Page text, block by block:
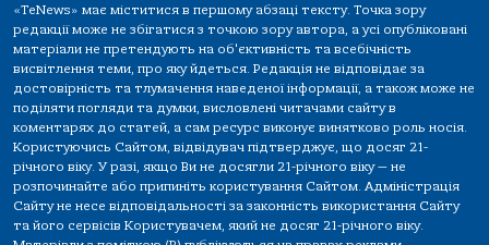
«TeNews» має міститися в першому абзаці тексту. Точка зору
редакції може не збігатися з точкою зору автора, а усі опубліковані
матеріали не претендують на об'єктивність та всебічність
висвітлення теми, про яку йдеться. Редакція не відповідає за
достовірність та тлумачення наведеної інформації, а також може не
поділяти погляди та думки, висловлені читачами сайту в
коментарях до статей, а сам ресурс виконує винятково роль носія.
Користуючись Сайтом, відвідувач підтверджує, що досяг 21-
річного віку. У разі, якщо Ви не досягли 21-річного віку — не
розпочинайте або припиніть користування Сайтом. Адміністрація
Сайту не несе відповідальності за законність використання Сайту
та його сервісів Користувачем, який не досяг 21-річного віку.